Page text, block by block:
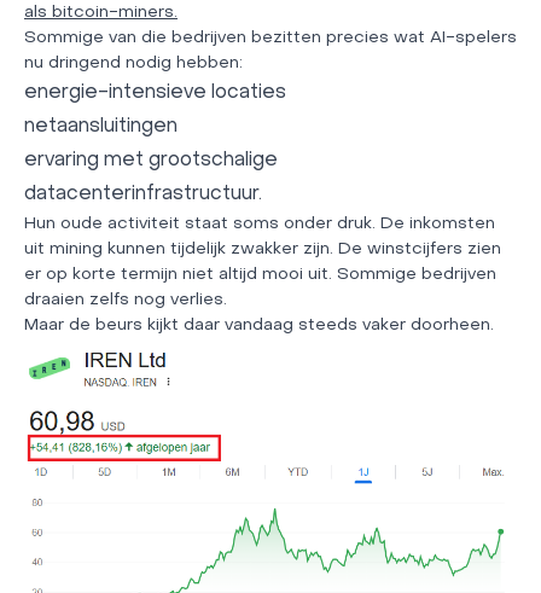
als bitcoin-miners.
Sommige van die bedrijven bezitten precies wat AI-spelers
nu dringend nodig hebben:
energie-intensieve locaties
netaansluitingen
ervaring met grootschalige
datacenterinfrastructuur.
Hun oude activiteit staat soms onder druk. De inkomsten
uit mining kunnen tijdelijk zwakker zijn. De winstcijfers zien
er op korte termijn niet altijd mooi uit. Sommige bedrijven
draaien zelfs nog verlies.
Maar de beurs kijkt daar vandaag steeds vaker doorheen.